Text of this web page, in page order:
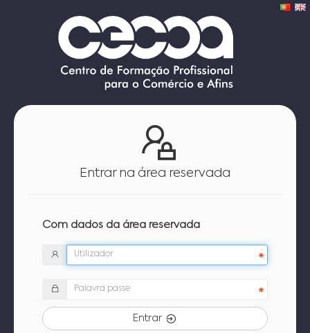
Entrar na área reservada
Com dados da área reservada
Entrar